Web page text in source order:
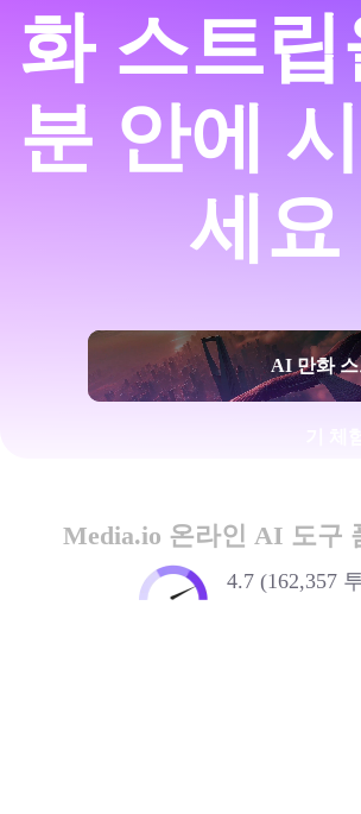
화 스트립
분 안에
세요
AI 만화
Media.io 온라인 AI 도구
4.7 (162,357